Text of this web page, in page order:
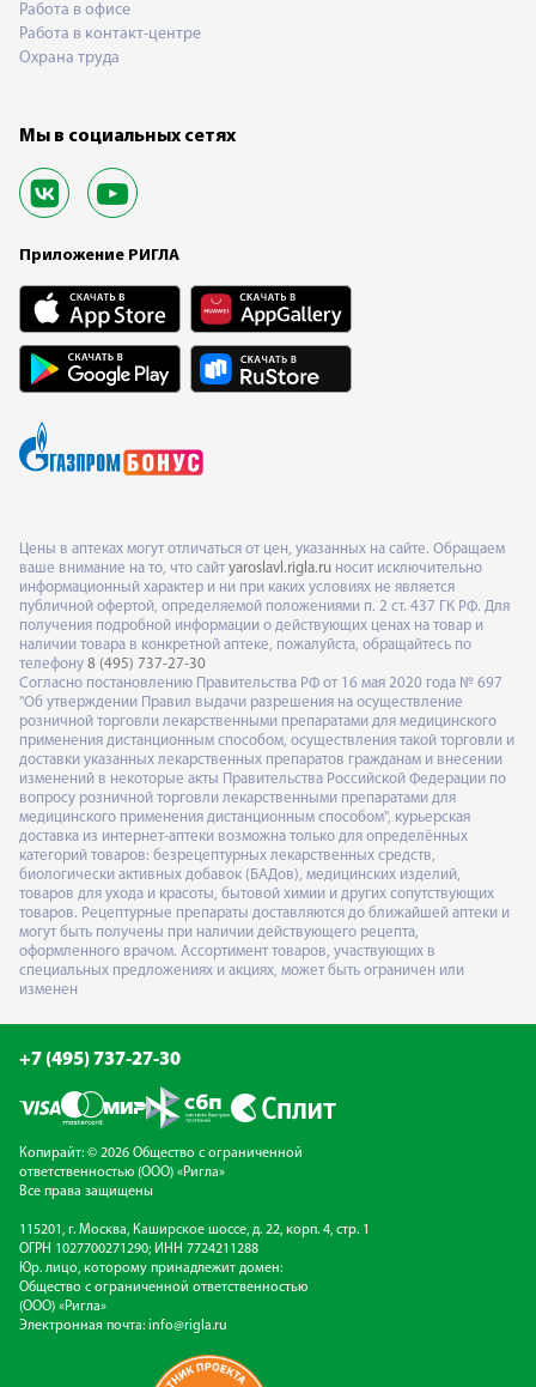
Работа в офисе
Работа в контакт-центре
Охрана труда
Мы в социальных сетях
Приложение РИГЛА
Цены в аптеках могут отличаться от цен, указанных на сайте. Обращаем
ваше внимание на то, что сайт yaroslavl.rigla.ru носит исключительно
информационный характер и ни при каких условиях не является
публичной офертой, определяемой положениями п. 2 ст. 437 ГК РФ. Для
получения подробной информации о действующих ценах на товар и
наличии товара в конкретной аптеке, пожалуйста, обращайтесь по
телефону 8 (495) 737-27-30
Согласно постановлению Правительства РФ от 16 мая 2020 года № 697
"Об утверждении Правил выдачи разрешения на осуществление
розничной торговли лекарственными препаратами для медицинского
применения дистанционным способом, осуществления такой торговли и
доставки указанных лекарственных препаратов гражданам и внесении
изменений в некоторые акты Правительства Российской Федерации по
вопросу розничной торговли лекарственными препаратами для
медицинского применения дистанционным способом", курьерская
доставка из интернет-аптеки возможна только для определённых
категорий товаров: безрецептурных лекарственных средств,
биологически активных добавок (БАДов), медицинских изделий,
товаров для ухода и красоты, бытовой химии и других сопутствующих
товаров. Рецептурные препараты доставляются до ближайшей аптеки и
могут быть получены при наличии действующего рецепта,
оформленного врачом. Ассортимент товаров, участвующих в
специальных предложениях и акциях, может быть ограничен или
изменен
+7 (495) 737-27-30
Копирайт: © 2026 Общество с ограниченной
ответственностью (ООО) «Ригла»
Все права защищены
115201, г. Москва, Каширское шоссе, д. 22, корп. 4, стр. 1
ОГРН 1027700271290; ИНН 7724211288
Юр. лицо, которому принадлежит домен:
Общество с ограниченной ответственностью
(ООО) «Ригла»
Электронная почта: info@rigla.ru